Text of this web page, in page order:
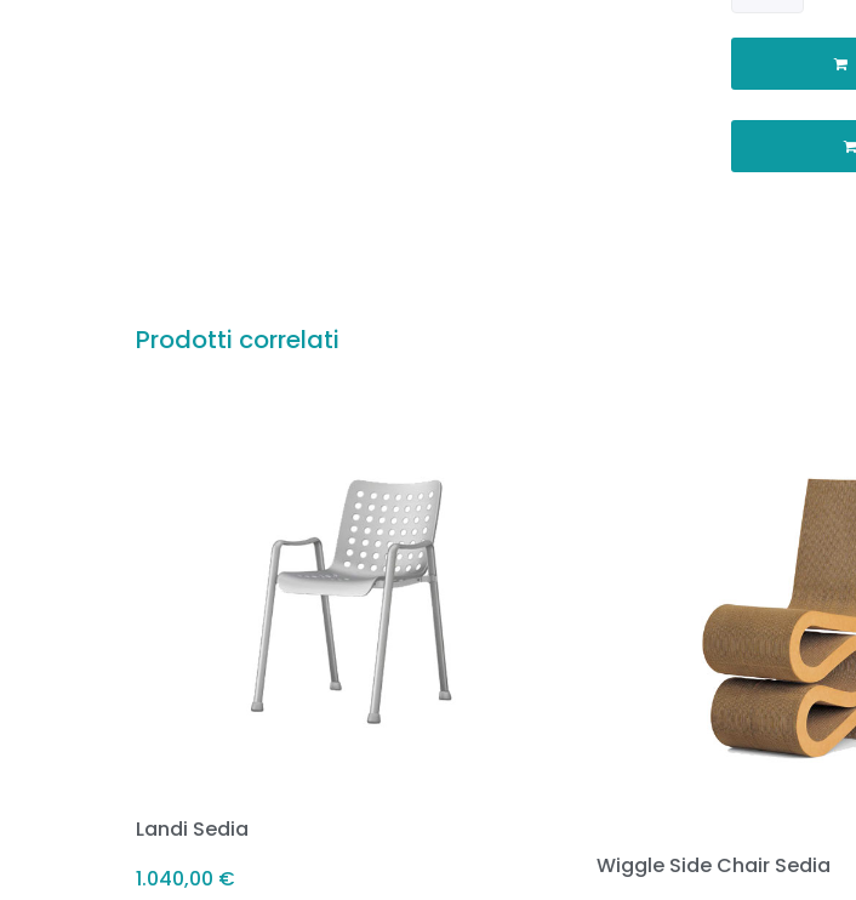
Prodotti correlati
Landi Sedia
1.040,00 €
Wiggle Side Chair Sedia